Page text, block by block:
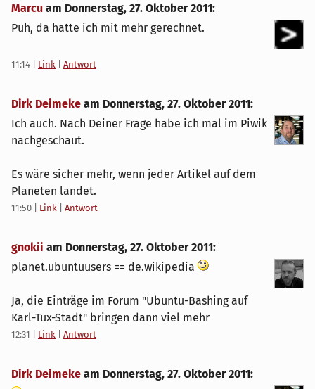
Marcu am Donnerstag, 27. Oktober 2011:
Puh, da hatte ich mit mehr gerechnet.
11:14 Link Antwort
Dirk Deimeke am Donnerstag, 27. Oktober 2011:
Ich auch. Nach Deiner Frage habe ich mal im Piwik
nachgeschaut.
Es wäre sicher mehr, wenn jeder Artikel auf dem
Planeten landet.
11:50 Link Antwort
gnokii am Donnerstag, 27. Oktober 2011:
planet.ubuntuusers == de.wikipedia
Ja, die Einträge im Forum "Ubuntu-Bashing auf
Karl-Tux-Stadt" bringen dann viel mehr
12:31 Link Antwort
Dirk Deimeke am Donnerstag, 27. Oktober 2011: